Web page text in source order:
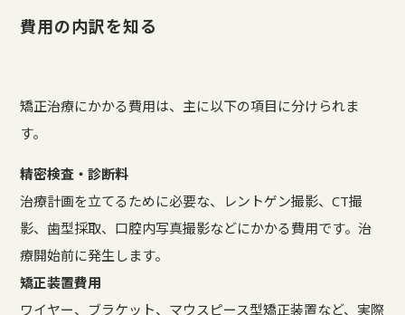
費用の内訳を知る
矯正治療にかかる費用は、主に以下の項目に分けられま
す。
精密検査・診断料
治療計画を立てるために必要な、レントゲン撮影、CT撮
影、歯型採取、口腔内写真撮影などにかかる費用です。治
療開始前に発生します。
矯正装置費用
ワイヤー、ブラケット、マウスピース型矯正装置など、実際